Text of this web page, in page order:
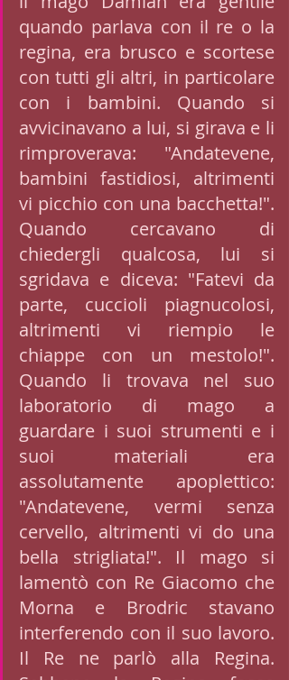
quando parlava con il re o la
regina, era brusco e scortese
con tutti gli altri, in particolare
con i bambini. Quando si
avvicinavano a lui, si girava e li
rimproverava: "Andatevene,
bambini fastidiosi, altrimenti
vi picchio con una bacchetta!".
Quando cercavano di
chiedergli qualcosa, lui si
sgridava e diceva: "Fatevi da
parte, cuccioli piagnucolosi,
altrimenti vi riempio le
chiappe con un mestolo!".
Quando li trovava nel suo
laboratorio di mago a
guardare i suoi strumenti e i
suoi materiali era
assolutamente apoplettico:
"Andatevene, vermi senza
cervello, altrimenti vi do una
bella strigliata!". Il mago si
lamentò con Re Giacomo che
Morna e Brodric stavano
interferendo con il suo lavoro.
Il Re ne parlò alla Regina.